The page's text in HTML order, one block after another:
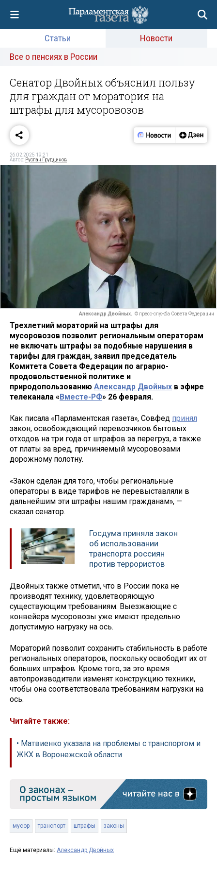
Статьи
Новости
Все о пенсиях в России
Сенатор Двойных объяснил пользу
для граждан от моратория на
штрафы для мусоровозов
26.02.2025 19:21
Автор: Руслан Грудцинов
Александр Двойных. © пресс-служба Совета Федерации
Трехлетний мораторий на штрафы для
мусоровозов позволит региональным операторам
не включать штрафы за подобные нарушения в
тарифы для граждан, заявил председатель
Комитета Совета Федерации по аграрно-
продовольственной политике и
природопользованию Александр Двойных в эфире
телеканала «Вместе-РФ» 26 февраля.
Как писала «Парламентская газета», Совфед принял
закон, освобождающий перевозчиков бытовых
отходов на три года от штрафов за перегруз, а также
от платы за вред, причиняемый мусоровозами
дорожному полотну.
«Закон сделан для того, чтобы региональные
операторы в виде тарифов не перевыставляли в
дальнейшим эти штрафы нашим гражданам», —
сказал сенатор.
Госдума приняла закон
об использовании
транспорта россиян
против террористов
Двойных также отметил, что в России пока не
производят технику, удовлетворяющую
существующим требованиям. Выезжающие с
конвейера мусоровозы уже имеют предельно
допустимую нагрузку на ось.
Мораторий позволит сохранить стабильность в работе
региональных операторов, поскольку освободит их от
больших штрафов. Кроме того, за это время
автопроизводители изменят конструкцию техники,
чтобы она соответствовала требованиям нагрузки на
ось.
Читайте также:
• Матвиенко указала на проблемы с транспортом и
ЖКХ в Воронежской области
мусор транспорт штрафы законы
Ещё материалы: Александр Двойных